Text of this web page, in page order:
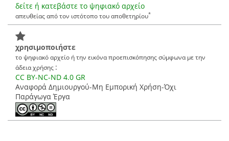
δείτε ή κατεβάστε το ψηφιακό αρχείο
απευθείας από τον ιστότοπο του αποθετηρίου*
χρησιμοποιήστε
το ψηφιακό αρχείο ή την εικόνα προεπισκόπησης σύμφωνα με την
άδεια χρήσης :
CC BY-NC-ND 4.0 GR
Αναφορά Δημιουργού-Μη Εμπορική Χρήση-Όχι
Παράγωγα Έργα